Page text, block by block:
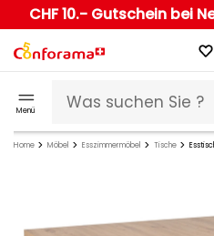
CHF 10.- Gutschein bei
Menü
Home Möbel Esszimmermöbel Tische